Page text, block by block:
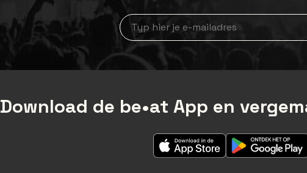
Nieuwsbrief aanmelding
Download de be•at App en